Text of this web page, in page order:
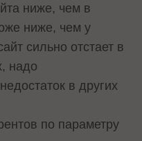
ниже, чем в
ниже, чем у
сильно отстает в
надо
в других
по параметру